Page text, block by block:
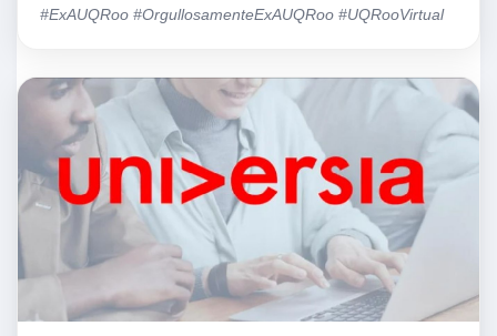
#ExAUQRoo #OrgullosamenteExAUQRoo #UQRooVirtual